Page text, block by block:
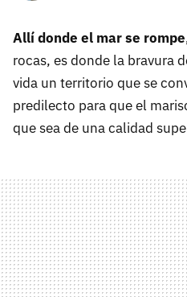
Allí donde el mar se rompe
rocas, es donde la bravura
vida un territorio que se
predilecto para que el
que sea de una calidad